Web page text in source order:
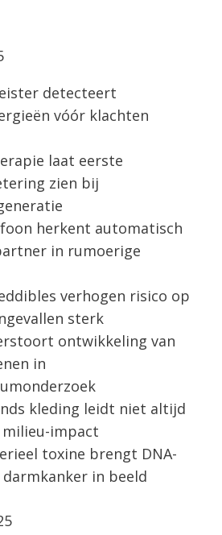
detecteert
vóór klachten
laat eerste
zien bij
herkent automatisch
in rumoerige
verhogen risico op
sterk
ontwikkeling van
in
kleding leidt niet altijd
impact
toxine brengt DNA-
in beeld